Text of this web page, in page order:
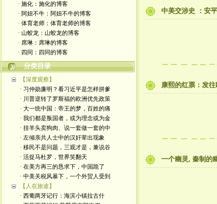
· 施化：施化的博客
· 阿妞不牛：阿妞不牛的博客
· 体育老师：体育老师的博客
· 山蛟龙：山蛟龙的博客
· 席琳：席琳的博客
· 四同：四同的博客
分类目录
【深度观察】
· 习仲勋廉明？看习近平是怎样拼爹
· 川普逆转了罗斯福的欧洲优先政策
· 大一统中国：帝王的梦，百姓的痛
· 我们都是叛国者，或为理念或为金
· 挂羊头卖狗肉、说一套做一套的中
· 左倾亲共人士中的汉奸辈出现象
· 移民不是问题，三观才是，兼说谷
· 活捉马杜罗，世界笑翻天
· 在美方再三的恳求下，中国跪了
· 中美关税风暴下，一个外贸人受到
【人在旅途】
· 西葡两牙记行：海滨小镇拉古什
中美交涉史 ：安
康熙的红票：发
一个幽灵, 秦制的